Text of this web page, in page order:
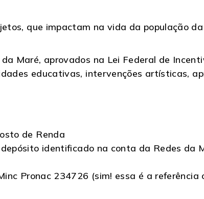
que impactam na vida da população
Maré, aprovados na Lei Federal de
educativas, intervenções artísticas,
de Renda
identificado na conta da Redes da
Pronac 234726 (sim! essa é a